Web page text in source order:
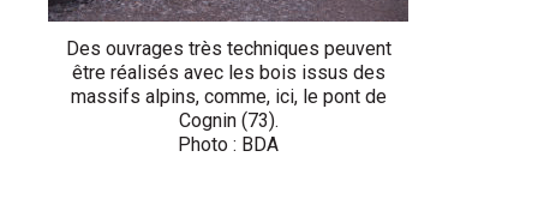
Des ouvrages très techniques peuvent
être réalisés avec les bois issus des
massifs alpins, comme, ici, le pont de
Cognin (73).
Photo : BDA